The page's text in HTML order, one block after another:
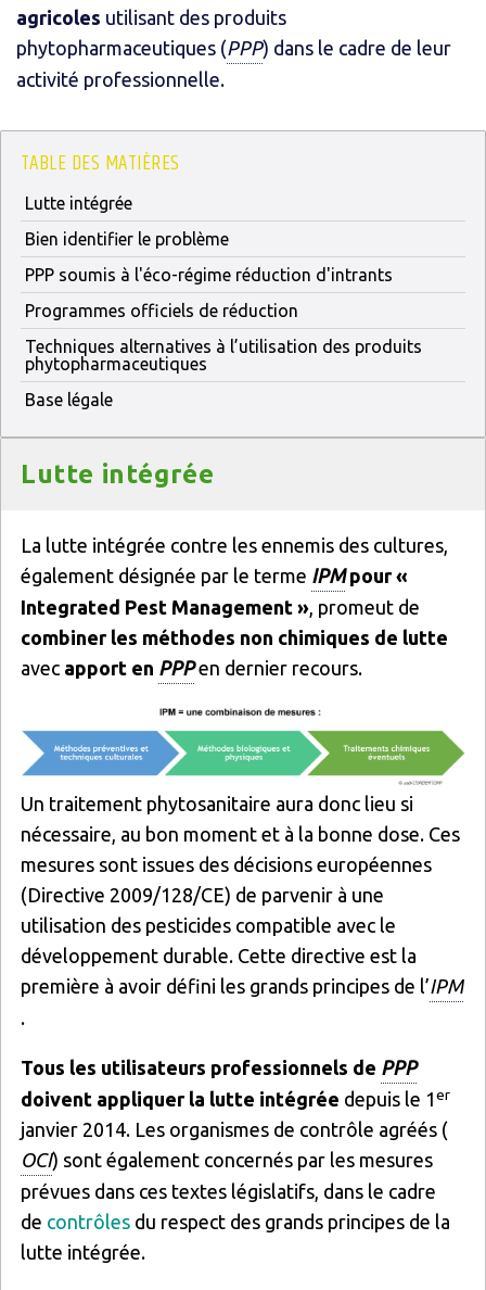
agricoles utilisant des produits
phytopharmaceutiques (PPP) dans le cadre de leur
activité professionnelle.
TABLE DES MATIÈRES
Lutte intégrée
Bien identifier le problème
PPP soumis à l'éco-régime réduction d'intrants
Programmes officiels de réduction
Techniques alternatives à l’utilisation des produits
phytopharmaceutiques
Base légale
Lutte intégrée
La lutte intégrée contre les ennemis des cultures,
également désignée par le terme IPMpour «
Integrated Pest Management » , promeut de
combiner les méthodes non chimiques de lutte
avec apport en PPPen dernier recours.
Un traitement phytosanitaire aura donc lieu si
nécessaire, au bon moment et à la bonne dose. Ces
mesures sont issues des décisions européennes
(Directive 2009/128/CE) de parvenir à une
utilisation des pesticides compatible avec le
développement durable. Cette directive est la
première à avoir défini les grands principes de l’IPM
.
Tous les utilisateurs professionnels de PPP
doivent appliquer la lutte intégrée depuis le 1er
janvier 2014. Les organismes de contrôle agréés (
OCI) sont également concernés par les mesures
prévues dans ces textes législatifs, dans le cadre
de contrôles du respect des grands principes de la
lutte intégrée.